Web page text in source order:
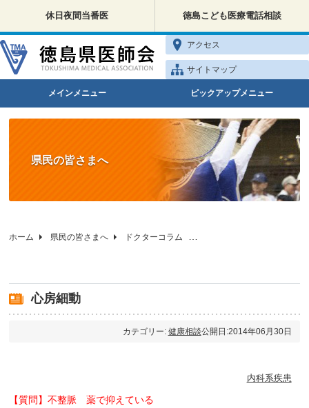
休日夜間当番医 徳島こども医療電話相談
アクセス
サイトマップ
メインメニュー ピックアップメニュー
県民の皆さまへ
ホーム 県民の皆さまへ ドクターコラム
心房細動
カテゴリー: 健康相談公開日:2014年06月30日
内科系疾患
【質問】不整脈 薬で抑えている